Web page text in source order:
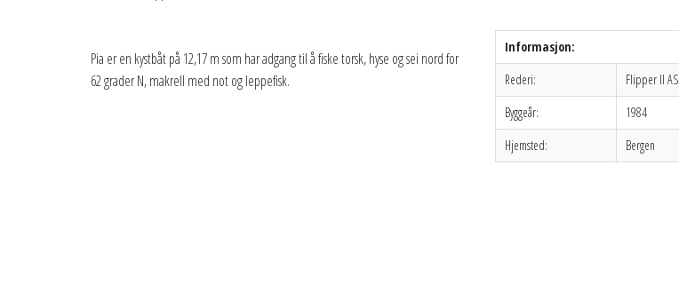
Pia er en kystbåt på 12,17 m som har adgang til å fiske torsk, hyse og sei nord for
62 grader N, makrell med not og leppefisk.
Informasjon:
Rederi:
Flipper II AS
Byggeår:
1984
Hjemsted:
Bergen